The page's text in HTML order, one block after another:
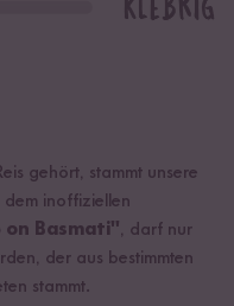
gehört, stammt unsere
dem inoffiziellen
on Basmati", darf nur
der aus bestimmten
stammt.